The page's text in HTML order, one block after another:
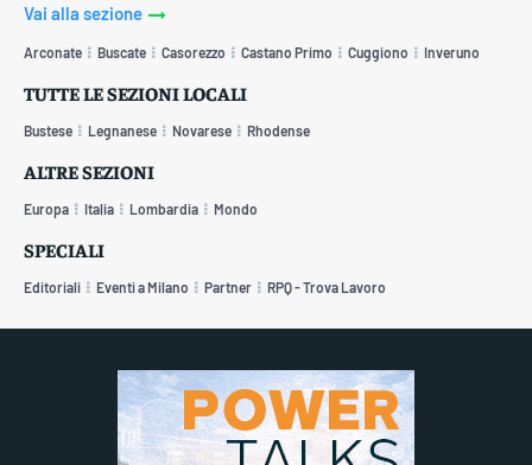
Vai alla sezione
Arconate Buscate Casorezzo Castano Primo Cuggiono Inveruno
TUTTE LE SEZIONI LOCALI
Bustese Legnanese Novarese Rhodense
ALTRE SEZIONI
Europa Italia Lombardia Mondo
SPECIALI
Editoriali Eventi a Milano Partner RPQ - Trova Lavoro